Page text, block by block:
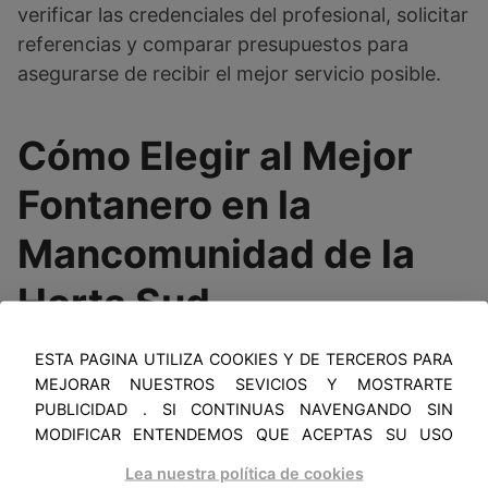
verificar las credenciales del profesional, solicitar
referencias y comparar presupuestos para
asegurarse de recibir el mejor servicio posible.
Cómo Elegir al Mejor
Fontanero en la
Mancomunidad de la
Horta Sud
Seleccionar al fontanero adecuado en las
poblaciones de la Mancomunidad de la Horta
Sud es crucial para garantizar servicios de
fontanería eficientes y de alta calidad. Para ello,
es importante considerar una serie de criterios
ESTA PAGINA UTILIZA COOKIES Y DE TERCEROS PARA
MEJORAR NUESTROS SEVICIOS Y MOSTRARTE
PUBLICIDAD . SI CONTINUAS NAVENGANDO SIN
MODIFICAR ENTENDEMOS QUE ACEPTAS SU USO
Lea nuestra política de cookies